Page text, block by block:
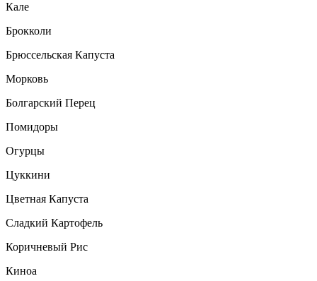
Кале
Брокколи
Брюссельская Капуста
Морковь
Болгарский Перец
Помидоры
Огурцы
Цуккини
Цветная Капуста
Сладкий Картофель
Коричневый Рис
Киноа